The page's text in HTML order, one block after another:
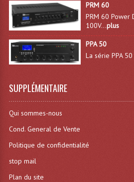
Micros De
Microphones De
Multi-Effets,
Samplers,
PRM 60
PRM 60 Power
100V...plus
PPA 50
La série PPA
SUPPLÉMENTAIRE
Qui sommes-nous
Cond. General de Vente
Politique de confidentialité
stop mail
Plan du site